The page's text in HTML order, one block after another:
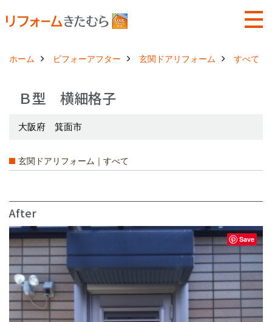
ホーム ビフォーアフター 玄関ドアリフォーム すべて
Ｂ型 横細格子
大阪府 箕面市
玄関ドアリフォーム｜すべて
After
Save